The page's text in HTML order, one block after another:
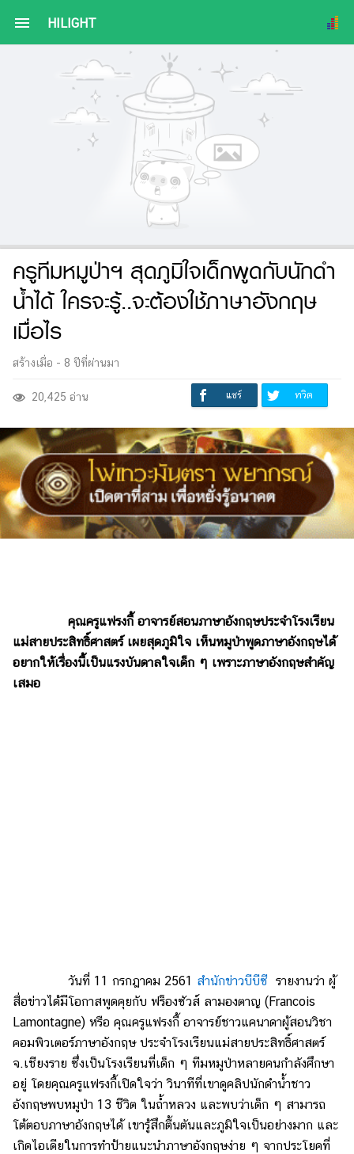
HILIGHT
menu
ครูทีมหมูป่าฯ สุดภูมิใจเด็กพูดกับนักดำ
น้ำได้ ใครจะรู้..จะต้องใช้ภาษาอังกฤษ
เมื่อไร
สร้างเมื่อ - 8 ปีที่ผ่านมา
20,425 อ่าน แชร์ ทวิต
คุณครูแฟรงกี้ อาจารย์สอนภาษาอังกฤษประจำโรงเรียน
แม่สายประสิทธิ์ศาสตร์ เผยสุดภูมิใจ เห็นหมูป่าพูดภาษาอังกฤษได้
อยากให้เรื่องนี้เป็นแรงบันดาลใจเด็ก ๆ เพราะภาษาอังกฤษสำคัญ
เสมอ
วันที่ 11 กรกฎาคม 2561 สำนักข่าวบีบีซี รายงานว่า ผู้
สื่อข่าวได้มีโอกาสพูดคุยกับ ฟร็องซัวส์ ลามองตาญ (Francois
Lamontagne) หรือ คุณครูแฟรงกี้ อาจารย์ชาวแคนาดาผู้สอนวิชา
คอมพิวเตอร์ภาษาอังกฤษ ประจำโรงเรียนแม่สายประสิทธิ์ศาสตร์
จ.เชียงราย ซึ่งเป็นโรงเรียนที่เด็ก ๆ ทีมหมูป่าหลายคนกำลังศึกษา
อยู่ โดยคุณครูแฟรงกี้เปิดใจว่า วินาทีที่เขาดูคลิปนักดำน้ำชาว
อังกฤษพบหมูป่า 13 ชีวิต ในถ้ำหลวง และพบว่าเด็ก ๆ สามารถ
โต้ตอบภาษาอังกฤษได้ เขารู้สึกตื้นตันและภูมิใจเป็นอย่างมาก และ
เกิดไอเดียในการทำป้ายแนะนำภาษาอังกฤษง่าย ๆ จากประโยคที่